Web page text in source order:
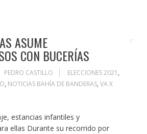
ASUME
CON BUCERÍAS
PEDRO CASTILLO ELECCIONES 2021 ,
, NOTICIAS BAHÍA DE BANDERAS, VA X
estancias infantiles y
ellas Durante su recorrido por